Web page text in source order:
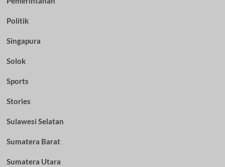
Politik
Singapura
Solok
Sports
Stories
Sulawesi Selatan
Sumatera Barat
Sumatera Utara